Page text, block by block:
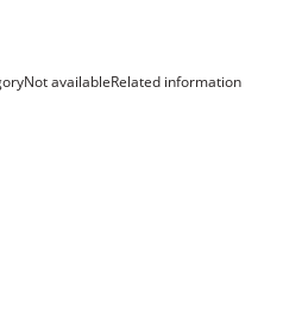
availableRelated information